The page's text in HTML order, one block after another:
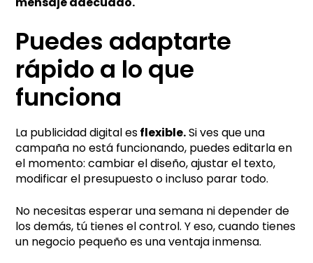
Puedes adaptarte
rápido a lo que
funciona
La publicidad digital esflexible.Si ves que una
campaña no está funcionando, puedes editarla en
el momento: cambiar el diseño, ajustar el texto,
modificar el presupuesto o incluso parar todo.
No necesitas esperar una semana ni depender de
los demás, tú tienes el control. Y eso, cuando tienes
un negocio pequeño es una ventaja inmensa.